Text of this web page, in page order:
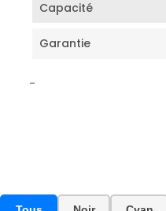
Capacité
Garantie
-